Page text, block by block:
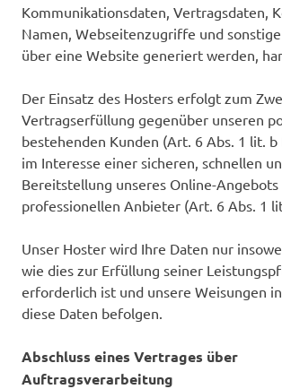
Kommunikationsdaten, Vertragsdaten,
Namen, Webseitenzugriffe und
über eine Website generiert werden,
Der Einsatz des Hosters erfolgt zum
Vertragserfüllung gegenüber unseren
bestehenden Kunden (Art. 6 Abs. 1 lit. b
im Interesse einer sicheren, schnellen
Bereitstellung unseres Online-Angebots
professionellen Anbieter (Art. 6 Abs. 1
Unser Hoster wird Ihre Daten nur
wie dies zur Erfüllung seiner
erforderlich ist und unsere Weisungen
diese Daten befolgen.
Abschluss eines Vertrages über
Auftragsverarbeitung